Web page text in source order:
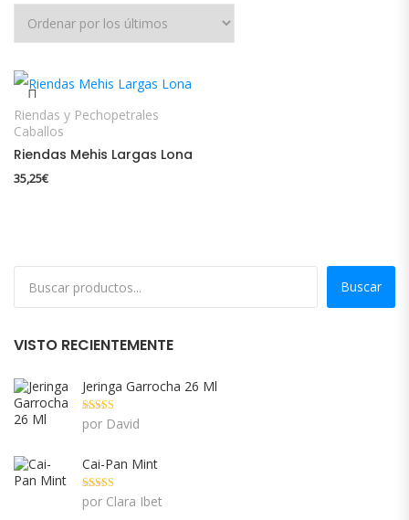
Riendas y Pechopetrales
Caballos
Riendas Mehis Largas Lona
35,25€
Buscar
VISTO RECIENTEMENTE
Jeringa Garrocha 26 Ml
Valorado con
5 de 5
por David
Cai-Pan Mint
Valorado con
5 de 5
por Clara Ibet